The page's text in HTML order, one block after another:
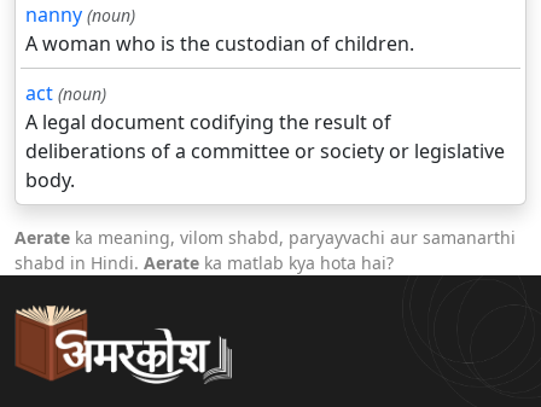
nanny (noun)
A woman who is the custodian of children.
act (noun)
A legal document codifying the result of
deliberations of a committee or society or legislative
body.
Aerate ka meaning, vilom shabd, paryayvachi aur samanarthi
shabd in Hindi. Aerate ka matlab kya hota hai?